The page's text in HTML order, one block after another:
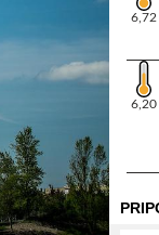
6,72
6,20